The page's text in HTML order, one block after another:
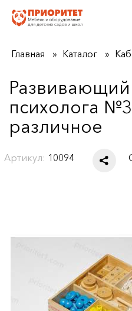
Главная Каталог
психолога
различное
Артикул: 10094